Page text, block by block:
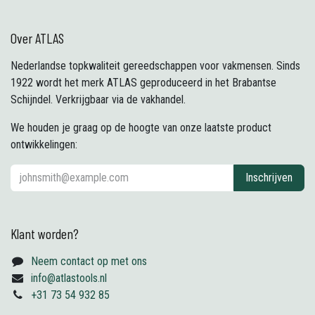
Over ATLAS
Nederlandse topkwaliteit gereedschappen voor vakmensen. Sinds
1922 wordt het merk ATLAS geproduceerd in het Brabantse
Schijndel. Verkrijgbaar via de vakhandel.
We houden je graag op de hoogte van onze laatste product
ontwikkelingen:
Inschrijven
Klant worden?
Neem contact op met ons
info@atlastools.nl
+31 73 54 932 85